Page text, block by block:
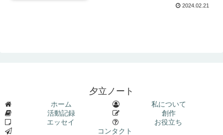
2024.02.21
夕立ノート
ホーム
私について
活動記録
創作
エッセイ
お役立ち
コンタクト